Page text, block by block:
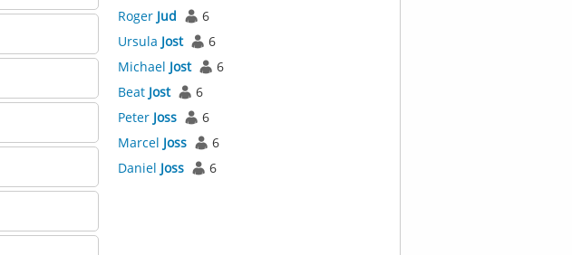
Roger Jud
6
Ursula Jost
6
Michael Jost
6
Beat Jost
6
Peter Joss
6
Marcel Joss
6
Daniel Joss 6